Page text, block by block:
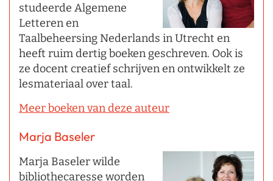
studeerde Algemene
Letteren en
Taalbeheersing Nederlands in Utrecht en
heeft ruim dertig boeken geschreven. Ook is
ze docent creatief schrijven en ontwikkelt ze
lesmateriaal over taal.
Meer boeken van deze auteur
Marja Baseler
Marja Baseler wilde
bibliothecaresse worden